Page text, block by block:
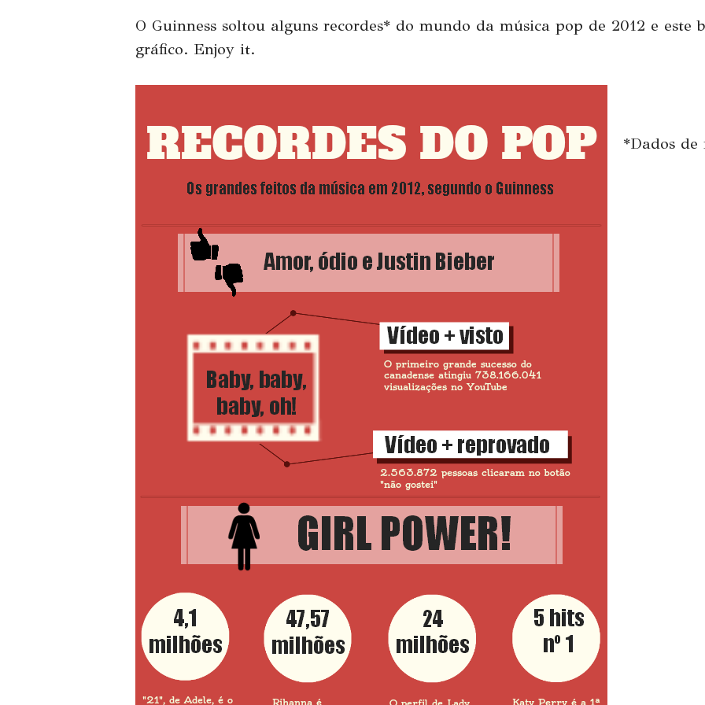
O Guinness soltou alguns recordes* do mundo da música pop de 2012 e
gráfico. Enjoy it.
*Dados de